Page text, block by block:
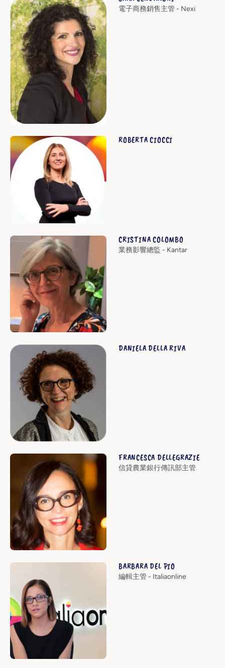
電子商務銷售主管 - Nexi
ROBERTA CIOCCI
CRISTINA COLOMBO
業務影響總監 - Kantar
DANIELA DELLA RIVA
FRANCESCA DELLEGRAZIE
信貸農業銀行傳訊部主管
BARBARA DEL PIO
編輯主管 - Italiaonline